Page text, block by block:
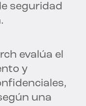
seguridad
evalúa el
y
una